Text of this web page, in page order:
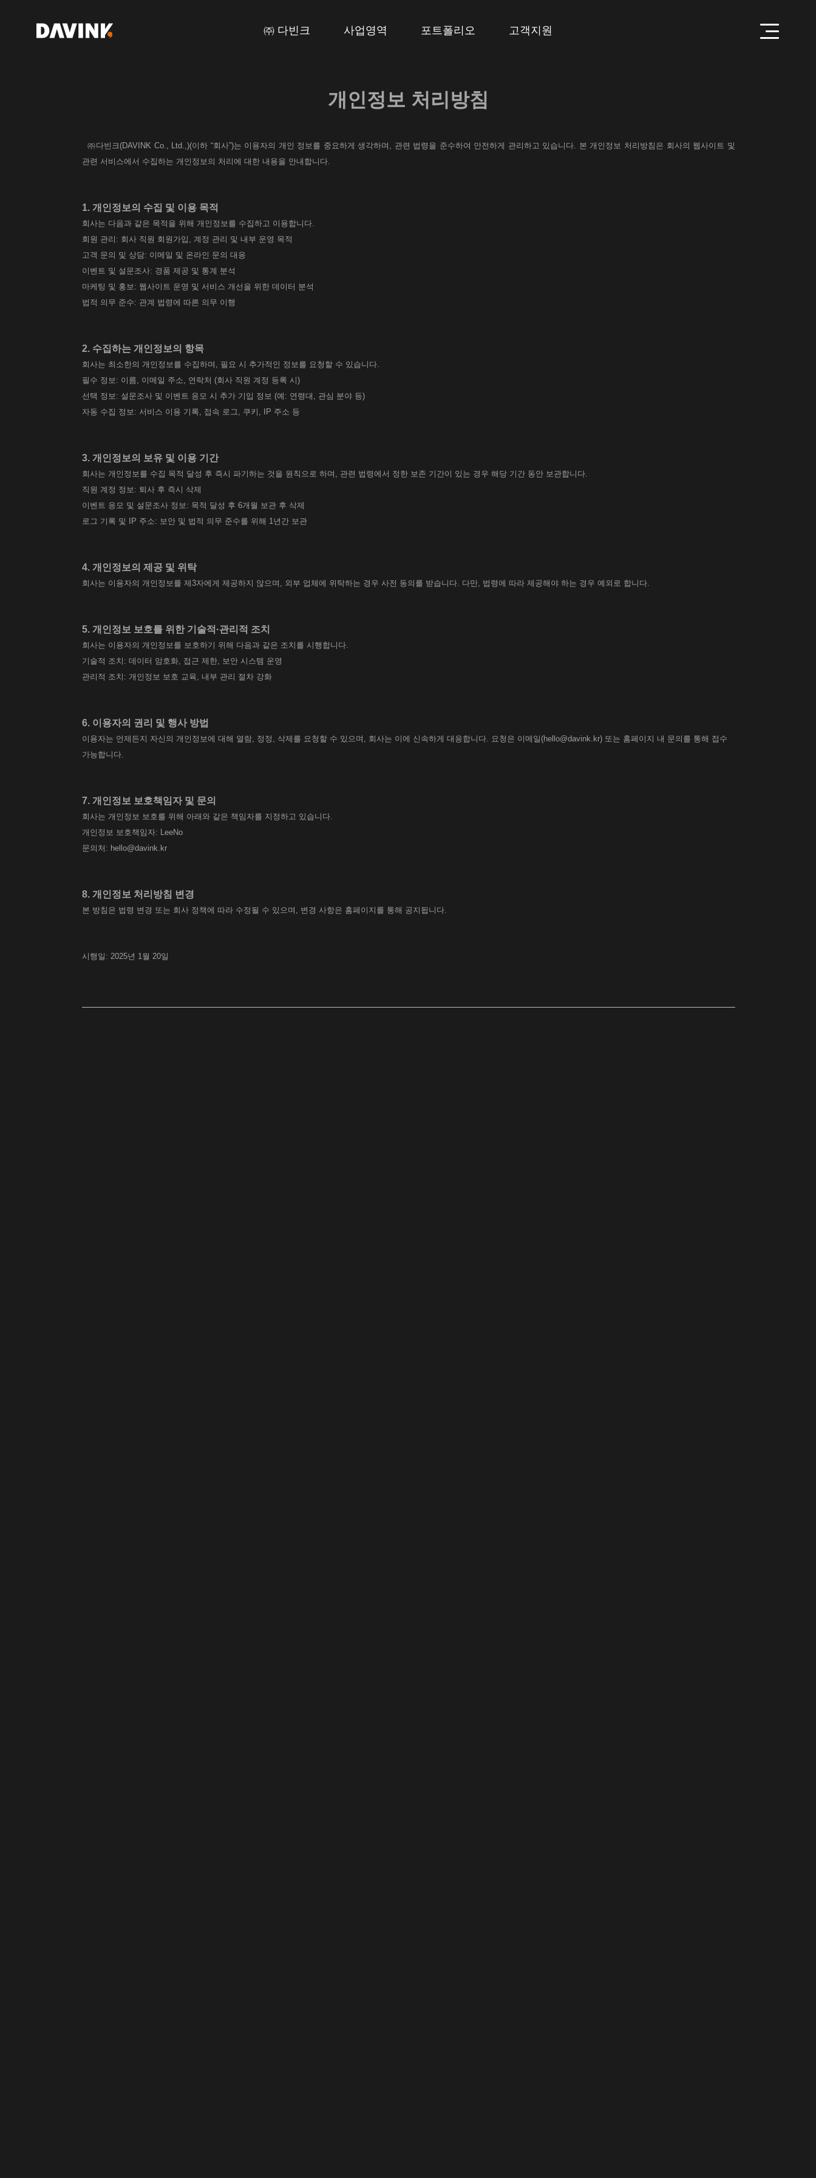
㈜ 다빈크 사업영역 포트폴리오 고객지원
개인정보 처리방침
㈜다빈크(DAVINK Co., Ltd.,)(이하 “회사”)는 이용자의 개인 정보를 중요하게 생각하며, 관련 법령을 준수하여 안전하게 관리하고 있습니다. 본 개인정보 처리방침은 회사의 웹사이트 및
관련 서비스에서 수집하는 개인정보의 처리에 대한 내용을 안내합니다.
1. 개인정보의 수집 및 이용 목적
회사는 다음과 같은 목적을 위해 개인정보를 수집하고 이용합니다.
회원 관리: 회사 직원 회원가입, 계정 관리 및 내부 운영 목적
고객 문의 및 상담: 이메일 및 온라인 문의 대응
이벤트 및 설문조사: 경품 제공 및 통계 분석
마케팅 및 홍보: 웹사이트 운영 및 서비스 개선을 위한 데이터 분석
법적 의무 준수: 관계 법령에 따른 의무 이행
2. 수집하는 개인정보의 항목
회사는 최소한의 개인정보를 수집하며, 필요 시 추가적인 정보를 요청할 수 있습니다.
필수 정보: 이름, 이메일 주소, 연락처 (회사 직원 계정 등록 시)
선택 정보: 설문조사 및 이벤트 응모 시 추가 기입 정보 (예: 연령대, 관심 분야 등)
자동 수집 정보: 서비스 이용 기록, 접속 로그, 쿠키, IP 주소 등
3. 개인정보의 보유 및 이용 기간
회사는 개인정보를 수집 목적 달성 후 즉시 파기하는 것을 원칙으로 하며, 관련 법령에서 정한 보존 기간이 있는 경우 해당 기간 동안 보관합니다.
직원 계정 정보: 퇴사 후 즉시 삭제
이벤트 응모 및 설문조사 정보: 목적 달성 후 6개월 보관 후 삭제
로그 기록 및 IP 주소: 보안 및 법적 의무 준수를 위해 1년간 보관
4. 개인정보의 제공 및 위탁
회사는 이용자의 개인정보를 제3자에게 제공하지 않으며, 외부 업체에 위탁하는 경우 사전 동의를 받습니다. 다만, 법령에 따라 제공해야 하는 경우 예외로 합니다.
5. 개인정보 보호를 위한 기술적·관리적 조치
회사는 이용자의 개인정보를 보호하기 위해 다음과 같은 조치를 시행합니다.
기술적 조치: 데이터 암호화, 접근 제한, 보안 시스템 운영
관리적 조치: 개인정보 보호 교육, 내부 관리 절차 강화
6. 이용자의 권리 및 행사 방법
이용자는 언제든지 자신의 개인정보에 대해 열람, 정정, 삭제를 요청할 수 있으며, 회사는 이에 신속하게 대응합니다. 요청은 이메일(hello@davink.kr) 또는 홈페이지 내 문의를 통해 접수
가능합니다.
7. 개인정보 보호책임자 및 문의
회사는 개인정보 보호를 위해 아래와 같은 책임자를 지정하고 있습니다.
개인정보 보호책임자: LeeNo
문의처: hello@davink.kr
8. 개인정보 처리방침 변경
본 방침은 법령 변경 또는 회사 정책에 따라 수정될 수 있으며, 변경 사항은 홈페이지를 통해 공지됩니다.
시행일: 2025년 1월 20일